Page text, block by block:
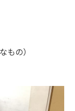
もの）